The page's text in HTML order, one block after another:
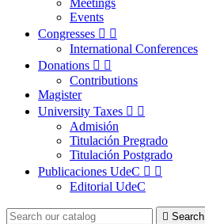
Meetings
Events
Congresses  
International Conferences
Donations  
Contributions
Magister
University Taxes  
Admisión
Titulación Pregrado
Titulación Postgrado
Publicaciones UdeC  
Editorial UdeC
 Search